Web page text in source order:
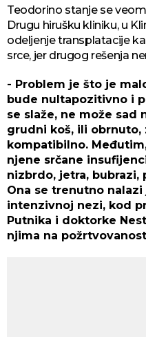
Teodorino stanje se
Drugu hirušku kliniku, u
odeljenje transplatacije
srce, jer drugog rešenja
- Problem je što je
bude nultapozitivno i
se slaže, ne može sad
grudni koš, ili obrnuto,
kompatibilno.
njene srčane
nizbrdo, jetra, bubrazi,
Ona se trenutno
intenzivnoj nezi, kod
Putnika i doktorke
njima na